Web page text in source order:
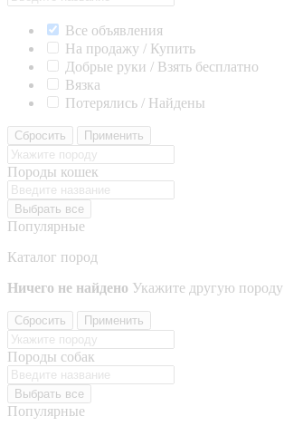
Все объявления
На продажу / Купить
Добрые руки / Взять бесплатно
Вязка
Потерялись / Найдены
Сбросить Применить
Породы кошек
Выбрать все
Популярные
Каталог пород
Ничего не найдено Укажите другую породу
Сбросить Применить
Породы собак
Выбрать все
Популярные